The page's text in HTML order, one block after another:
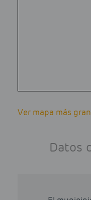
Ver mapa más
Datos